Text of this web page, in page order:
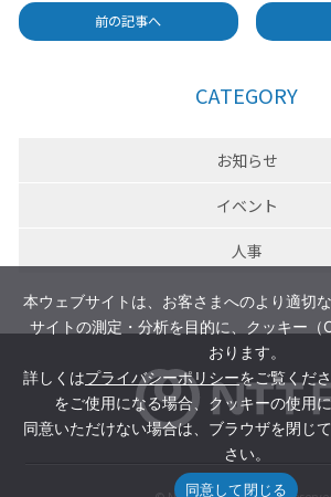
前の記事へ
CATEGORY
お知らせ
イベント
人事
本ウェブサイトは、お客さまへのより適切
サイトの測定・分析を目的に、クッキー（
おります。
詳しくはプライバシーポリシーをご覧くだ
をご使用になる場合、クッキーの使用に
同意いただけない場合は、ブラウザを閉じ
さい。
同意して閉じる